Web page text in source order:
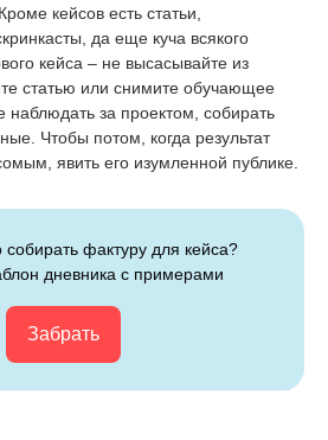
кейсов есть статьи,
да еще куча всякого
кейса – не высасывайте из
статью или снимите обучающее
за проектом, собирать
Чтобы потом, когда результат
явить его изумленной публике.
собирать фактуру для кейса?
дневника с примерами
Забрать